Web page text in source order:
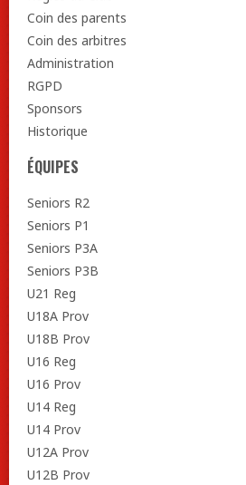
Coin des parents
Coin des arbitres
Administration
RGPD
Sponsors
Historique
ÉQUIPES
Seniors R2
Seniors P1
Seniors P3A
Seniors P3B
U21 Reg
U18A Prov
U18B Prov
U16 Reg
U16 Prov
U14 Reg
U14 Prov
U12A Prov
U12B Prov